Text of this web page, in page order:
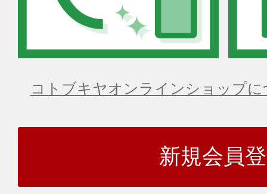
コトブキヤオンラインショップ